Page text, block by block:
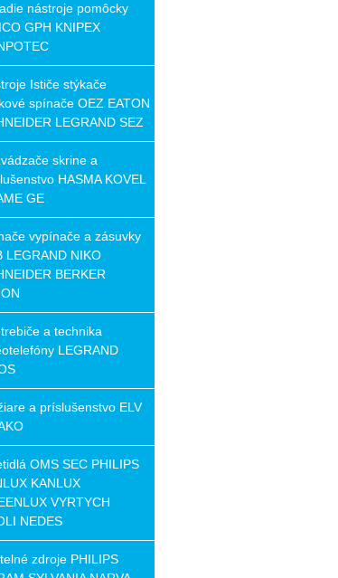
nástroje pomôcky
GPH KNIPEX
Ističe stýkače
spínače OEZ EATON
LEGRAND SEZ
skrine a
HASMA KOVEL
GE
vypínače a zásuvky
LEGRAND NIKO
BERKER
a technika
LEGRAND
a príslušenstvo ELV
OMS SEC PHILIPS
KANLUX
VYRTYCH
NEDES
zdroje PHILIPS